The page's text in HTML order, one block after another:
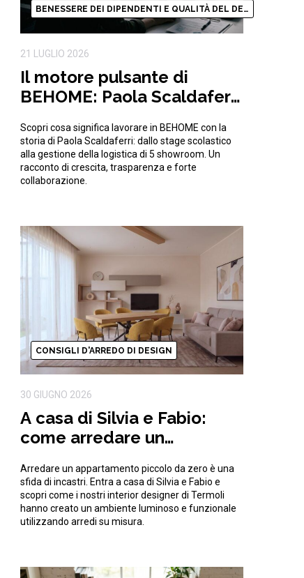
BENESSERE DEI DIPENDENTI E QUALITÀ DEL DESIGN
21 LUGLIO 2026
Il motore pulsante di
BEHOME: Paola Scaldaferri
logistica
Scopri cosa significa lavorare in BEHOME con la
storia di Paola Scaldaferri: dallo stage scolastico
alla gestione della logistica di 5 showroom. Un
racconto di crescita, trasparenza e forte
collaborazione.
CONSIGLI D'ARREDO DI DESIGN
30 GIUGNO 2026
A casa di Silvia e Fabio:
come arredare un
zero ottimizzando gli spazi
Arredare un appartamento piccolo da zero è una
sfida di incastri. Entra a casa di Silvia e Fabio e
scopri come i nostri interior designer di Termoli
hanno creato un ambiente luminoso e funzionale
utilizzando arredi su misura.